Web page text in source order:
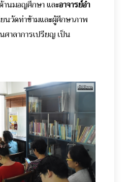
านมอญศึกษา และอาจารย์อำ
นวัดท่าข้ามและผู้ศึกษาภาพ
าลาการเปรียญ เป็น